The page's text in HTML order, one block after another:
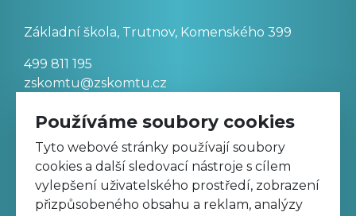
Základní škola, Trutnov, Komenského 399
499 811 195
zskomtu@zskomtu.cz
Prohlášení o přístupnosti stránek
Nastavení cookies
Používáme soubory cookies
Tyto webové stránky používají soubory
cookies a další sledovací nástroje s cílem
vylepšení uživatelského prostředí, zobrazení
přizpůsobeného obsahu a reklam, analýzy